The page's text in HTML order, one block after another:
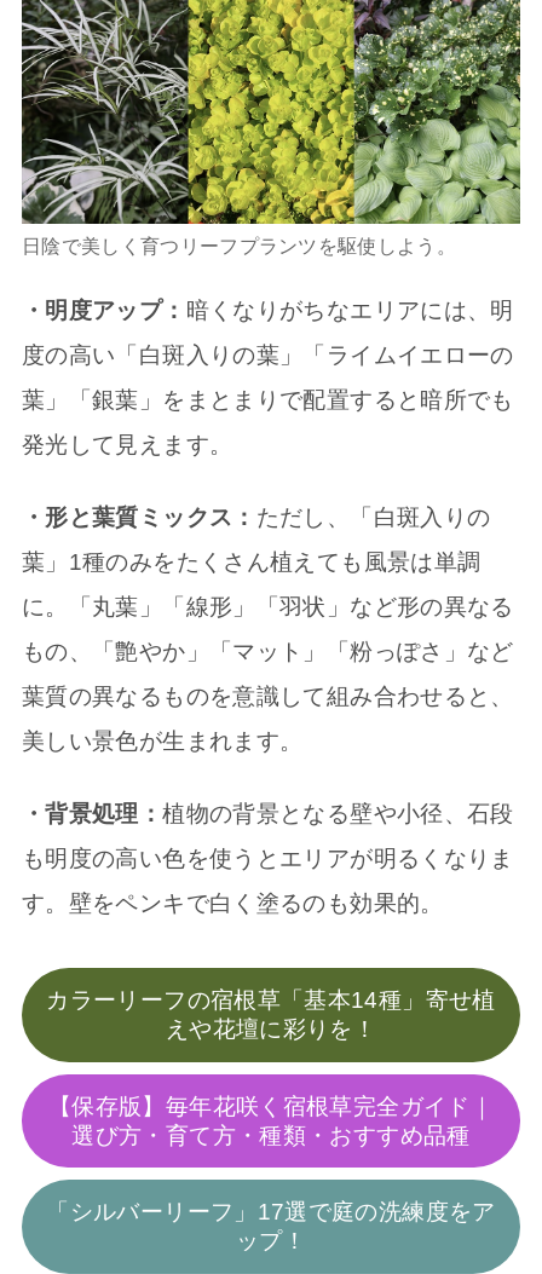
日陰で美しく育つリーフプランツを駆使しよう。
・明度アップ： 暗くなりがちなエリアには、明
度の高い「白斑入りの葉」「ライムイエローの
葉」「銀葉」をまとまりで配置すると暗所でも
発光して見えます。
・形と葉質ミックス： ただし、「白斑入りの
葉」1種のみをたくさん植えても風景は単調
に。「丸葉」「線形」「羽状」など形の異なる
もの、「艶やか」「マット」「粉っぽさ」など
葉質の異なるものを意識して組み合わせると、
美しい景色が生まれます。
・背景処理：植物の背景となる壁や小径、石段
も明度の高い色を使うとエリアが明るくなりま
す。壁をペンキで白く塗るのも効果的。
カラーリーフの宿根草「基本14種」寄せ植
えや花壇に彩りを！
【保存版】毎年花咲く宿根草完全ガイド｜
選び方・育て方・種類・おすすめ品種
「シルバーリーフ」17選で庭の洗練度をア
ップ！